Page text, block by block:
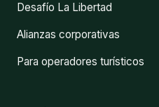
Desafío La Libertad
Alianzas corporativas
Para operadores turísticos